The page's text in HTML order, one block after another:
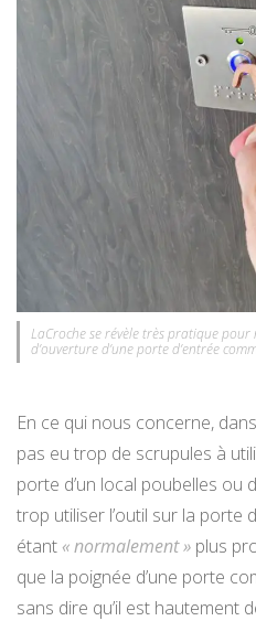
LaCroche se révèle très pratique
d’ouverture d’une porte d’entrée
En ce qui nous concerne,
pas eu trop de scrupules à
porte d’un local poubelles ou
trop utiliser l’outil sur la porte
étant « normalement » plus
que la poignée d’une porte
sans dire qu’il est hautement